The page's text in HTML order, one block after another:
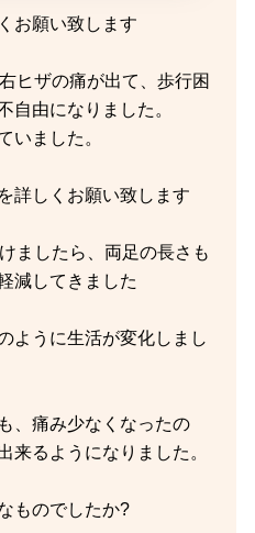
お願い致します
ヒザの痛が出て、歩行困
自由になりました。
いました。
詳しくお願い致します
ましたら、両足の長さも
減してきました
ように生活が変化しまし
、痛み少なくなったの
来るようになりました。
ものでしたか?